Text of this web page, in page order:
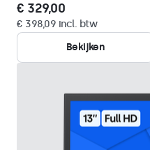
€ 329,00
€ 398,09 incl. btw
Bekijken